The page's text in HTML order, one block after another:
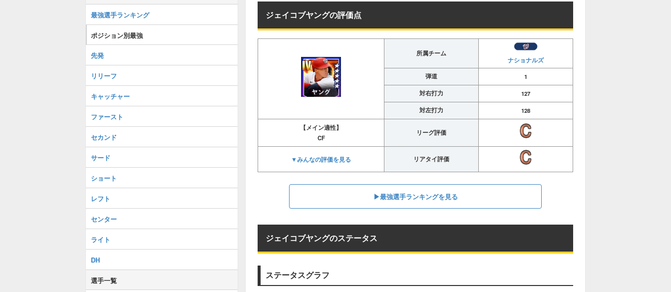
ジェイコブヤングの評価点
所属チーム
ナショナルズ
弾道
1
対右打力
127
対左打力
128
【メイン適性】
CF
リーグ評価
▼みんなの評価を見る リアタイ評価
▶︎最強選手ランキングを見る
ジェイコブヤングのステータス
ステータスグラフ
最強選手ランキング
ポジション別最強
先発
リリーフ
キャッチャー
ファースト
セカンド
サード
ショート
レフト
センター
ライト
DH
選手一覧